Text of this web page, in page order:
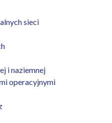
sieci
i naziemnej
operacyjnymi